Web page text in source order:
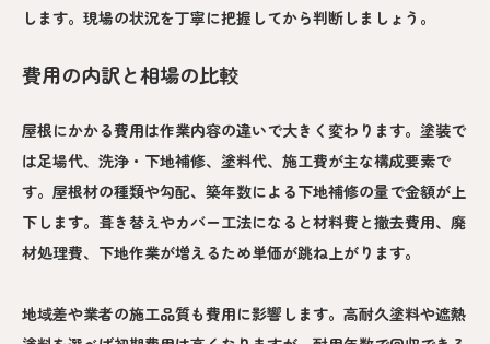
します。現場の状況を丁寧に把握してから判断しましょう。
費用の内訳と相場の比較
屋根にかかる費用は作業内容の違いで大きく変わります。塗装で
は足場代、洗浄・下地補修、塗料代、施工費が主な構成要素で
す。屋根材の種類や勾配、築年数による下地補修の量で金額が上
下します。葺き替えやカバー工法になると材料費と撤去費用、廃
材処理費、下地作業が増えるため単価が跳ね上がります。
地域差や業者の施工品質も費用に影響します。高耐久塗料や遮熱